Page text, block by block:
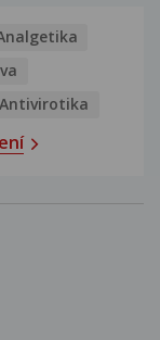
Antivirotika